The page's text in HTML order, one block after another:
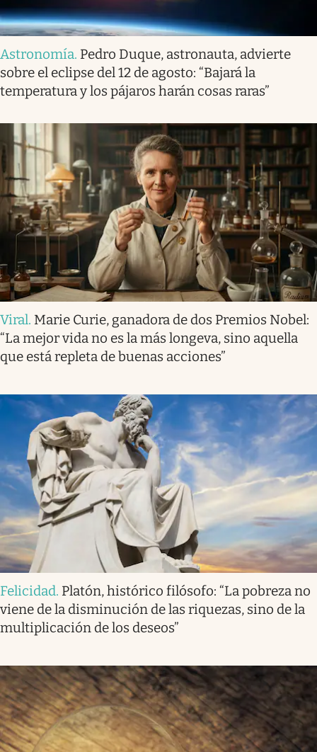
Astronomía. Pedro Duque, astronauta, advierte
sobre el eclipse del 12 de agosto: “Bajará la
temperatura y los pájaros harán cosas raras”
Viral. Marie Curie, ganadora de dos Premios Nobel:
“La mejor vida no es la más longeva, sino aquella
que está repleta de buenas acciones”
Felicidad. Platón, histórico filósofo: “La pobreza no
viene de la disminución de las riquezas, sino de la
multiplicación de los deseos”